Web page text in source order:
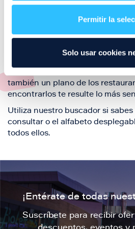
Permitir la
Solo usar cookies
también de nuestra oferta de
tu visita.
El este directorio de
también un plano de los
encontrarlos te resulte lo más
Utiliza nuestro buscador si
consultar o el alfabeto
todos ellos.
¡Entérate de todas
Suscríbete para recibir